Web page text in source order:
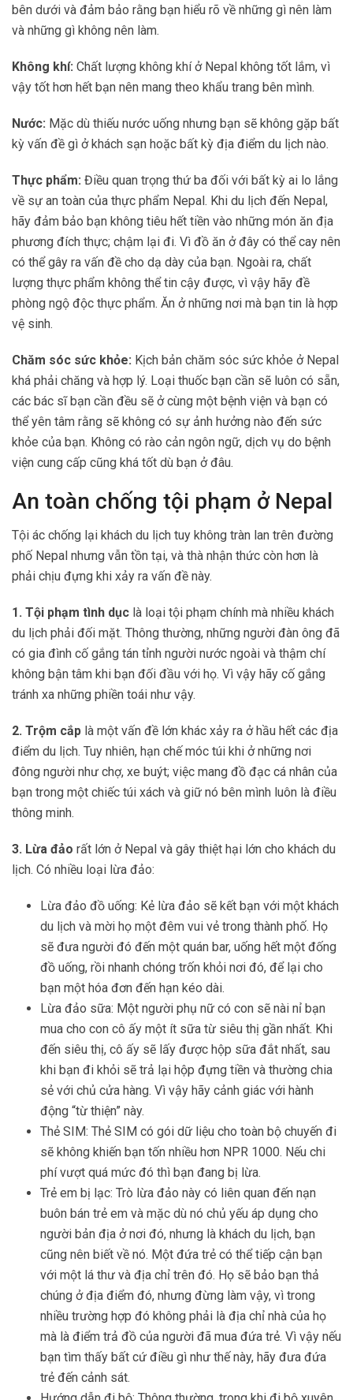
bên dưới và đảm bảo rằng bạn hiểu rõ về những gì nên làm
và những gì không nên làm.
Không khí: Chất lượng không khí ở Nepal không tốt lắm, vì
vậy tốt hơn hết bạn nên mang theo khẩu trang bên mình.
Nước: Mặc dù thiếu nước uống nhưng bạn sẽ không gặp bất
kỳ vấn đề gì ở khách sạn hoặc bất kỳ địa điểm du lịch nào.
Thực phẩm: Điều quan trọng thứ ba đối với bất kỳ ai lo lắng
về sự an toàn của thực phẩm Nepal. Khi du lịch đến Nepal,
hãy đảm bảo bạn không tiêu hết tiền vào những món ăn địa
phương đích thực; chậm lại đi. Vì đồ ăn ở đây có thể cay nên
có thể gây ra vấn đề cho dạ dày của bạn. Ngoài ra, chất
lượng thực phẩm không thể tin cậy được, vì vậy hãy đề
phòng ngộ độc thực phẩm. Ăn ở những nơi mà bạn tin là hợp
vệ sinh.
Chăm sóc sức khỏe: Kịch bản chăm sóc sức khỏe ở Nepal
khá phải chăng và hợp lý. Loại thuốc bạn cần sẽ luôn có sẵn,
các bác sĩ bạn cần đều sẽ ở cùng một bệnh viện và bạn có
thể yên tâm rằng sẽ không có sự ảnh hưởng nào đến sức
khỏe của bạn. Không có rào cản ngôn ngữ, dịch vụ do bệnh
viện cung cấp cũng khá tốt dù bạn ở đâu.
An toàn chống tội phạm ở Nepal
Tội ác chống lại khách du lịch tuy không tràn lan trên đường
phố Nepal nhưng vẫn tồn tại, và thà nhận thức còn hơn là
phải chịu đựng khi xảy ra vấn đề này.
1. Tội phạm tình dục là loại tội phạm chính mà nhiều khách
du lịch phải đối mặt. Thông thường, những người đàn ông đã
có gia đình cố gắng tán tỉnh người nước ngoài và thậm chí
không bận tâm khi bạn đối đầu với họ. Vì vậy hãy cố gắng
tránh xa những phiền toái như vậy.
2. Trộm cắp là một vấn đề lớn khác xảy ra ở hầu hết các địa
điểm du lịch. Tuy nhiên, hạn chế móc túi khi ở những nơi
đông người như chợ, xe buýt; việc mang đồ đạc cá nhân của
bạn trong một chiếc túi xách và giữ nó bên mình luôn là điều
thông minh.
3. Lừa đảo rất lớn ở Nepal và gây thiệt hại lớn cho khách du
lịch. Có nhiều loại lừa đảo:
Lừa đảo đồ uống: Kẻ lừa đảo sẽ kết bạn với một khách
du lịch và mời họ một đêm vui vẻ trong thành phố. Họ
sẽ đưa người đó đến một quán bar, uống hết một đống
đồ uống, rồi nhanh chóng trốn khỏi nơi đó, để lại cho
bạn một hóa đơn đến hạn kéo dài.
Lừa đảo sữa: Một người phụ nữ có con sẽ nài nỉ bạn
mua cho con cô ấy một ít sữa từ siêu thị gần nhất. Khi
đến siêu thị, cô ấy sẽ lấy được hộp sữa đắt nhất, sau
khi bạn đi khỏi sẽ trả lại hộp đựng tiền và thường chia
sẻ với chủ cửa hàng. Vì vậy hãy cảnh giác với hành
động “từ thiện” này.
Thẻ SIM: Thẻ SIM có gói dữ liệu cho toàn bộ chuyến đi
sẽ không khiến bạn tốn nhiều hơn NPR 1000. Nếu chi
phí vượt quá mức đó thì bạn đang bị lừa.
Trẻ em bị lạc: Trò lừa đảo này có liên quan đến nạn
buôn bán trẻ em và mặc dù nó chủ yếu áp dụng cho
người bản địa ở nơi đó, nhưng là khách du lịch, bạn
cũng nên biết về nó. Một đứa trẻ có thể tiếp cận bạn
với một lá thư và địa chỉ trên đó. Họ sẽ bảo bạn thả
chúng ở địa điểm đó, nhưng đừng làm vậy, vì trong
nhiều trường hợp đó không phải là địa chỉ nhà của họ
mà là điểm trả đồ của người đã mua đứa trẻ. Vì vậy nếu
bạn tìm thấy bất cứ điều gì như thế này, hãy đưa đứa
trẻ đến cảnh sát.